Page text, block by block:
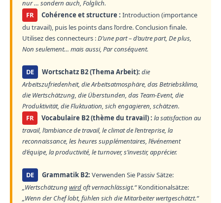
nur … sondern auch, Folglich.
FR
Cohérence et structure : Introduction (importance
du travail), puis les points dans l’ordre. Conclusion finale.
Utilisez des connecteurs :D’une part – d’autre part, De plus,
Non seulement… mais aussi, Par conséquent.
DE Wortschatz B2 (Thema Arbeit): die
Arbeitszufriedenheit, die Arbeitsatmosphäre, das Betriebsklima,
die Wertschätzung, die Überstunden, das Team-Event, die
Produktivität, die Fluktuation, sich engagieren, schätzen.
FR
Vocabulaire B2 (thème du travail) : la satisfaction au
travail, l’ambiance de travail, le climat de l’entreprise, la
reconnaissance, les heures supplémentaires, l’événement
d’équipe, la productivité, le turnover, s’investir, apprécier.
DE Grammatik B2: Verwenden Sie Passiv Sätze:
„Wertschätzung wirdoft vernachlässigt.“Konditionalsätze:
„Wenn der Chef lobt, fühlen sich die Mitarbeiter wertgeschätzt.“